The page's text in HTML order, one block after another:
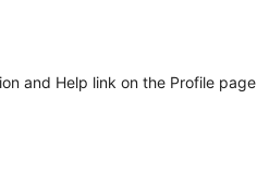
and Help link on the Profile page